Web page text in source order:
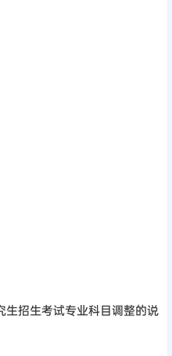
招生考试专业科目调整的说